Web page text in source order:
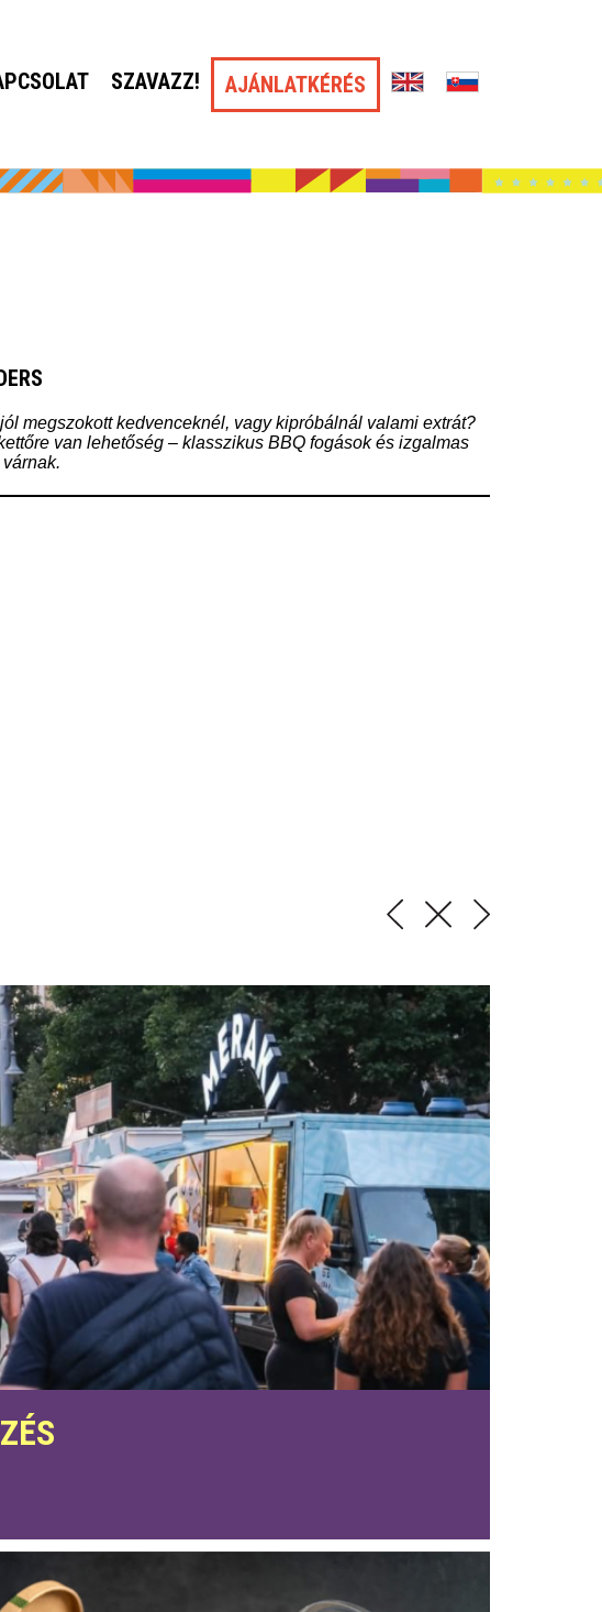
SZAVAZZ! AJÁNLATKÉRÉS
megszokott kedvenceknél, vagy kipróbálnál valami extrát?
van lehetőség – klasszikus BBQ fogások és izgalmas